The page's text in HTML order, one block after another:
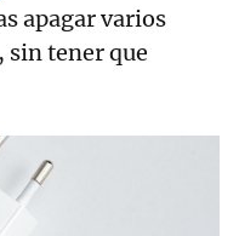
apagar varios
sin tener que